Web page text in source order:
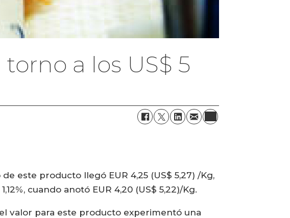
a los US$ 5
este producto llegó EUR 4,25 (US$ 5,27) /Kg,
cuando anotó EUR 4,20 (US$ 5,22)/Kg.
valor para este producto experimentó una